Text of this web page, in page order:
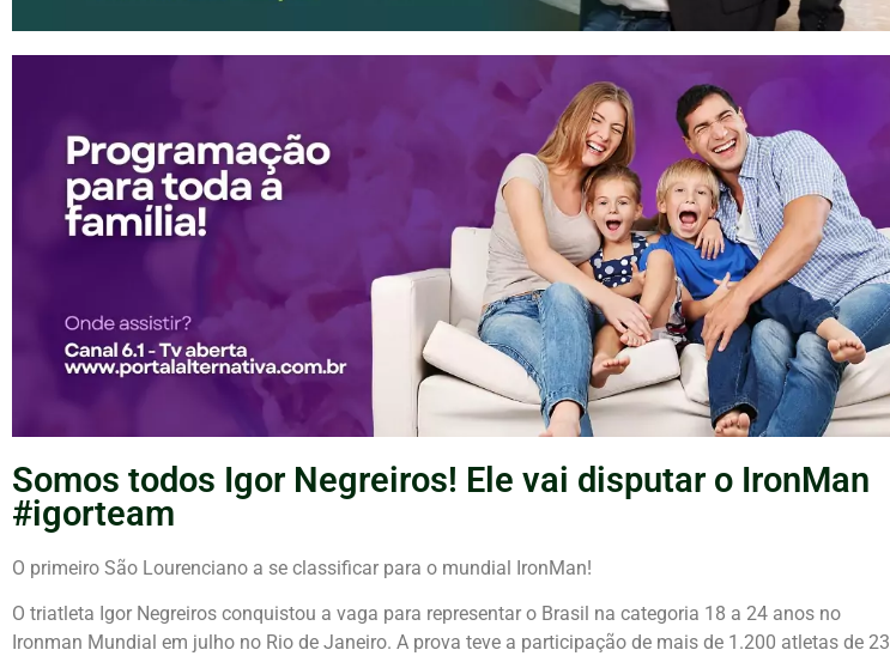
Somos todos Igor Negreiros! Ele vai disputar o IronMan
#igorteam
O primeiro São Lourenciano a se classificar para o mundial IronMan!
O triatleta Igor Negreiros conquistou a vaga para representar o Brasil na categoria 18 a 24 anos no
Ironman Mundial em julho no Rio de Janeiro. A prova teve a participação de mais de 1.200 atletas de 23